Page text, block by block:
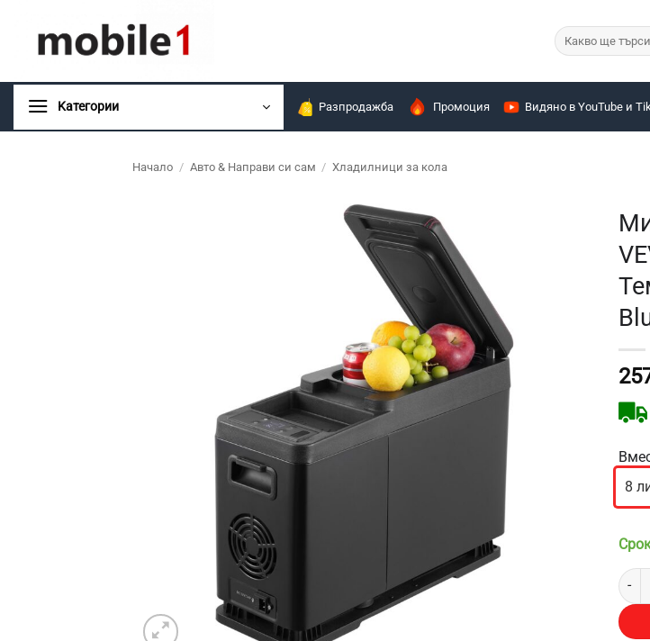
content
Търсене
за:
Kатегории Разпродажба Промоция Видяно в YouTube и
Начало / Авто & Направи си сам / Хладилници за кола
8